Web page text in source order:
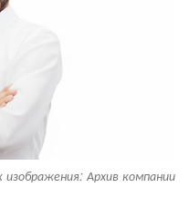
изображения: Архив компании